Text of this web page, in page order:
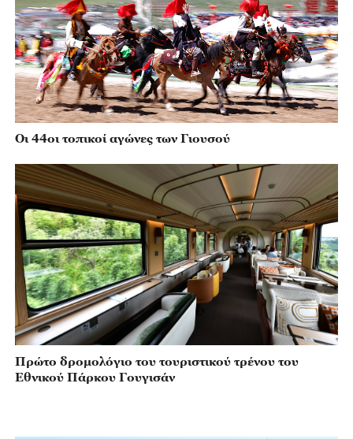
Οι 44οι τοπικοί αγώνες των Γιουσού
Πρώτο δρομολόγιο του τουριστικού τρένου του
Εθνικού Πάρκου Γουγισάν